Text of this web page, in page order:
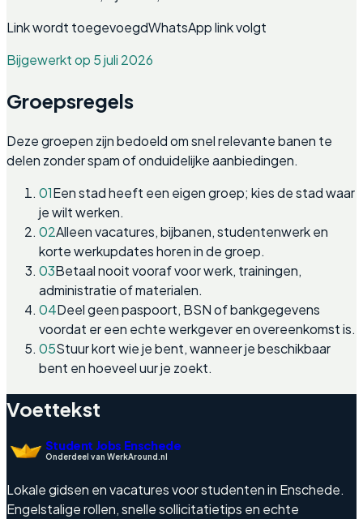
Link wordt toegevoegdWhatsApp link volgt
Bijgewerkt op 5 juli 2026
Groepsregels
Deze groepen zijn bedoeld om snel relevante banen te
delen zonder spam of onduidelijke aanbiedingen.
01Een stad heeft een eigen groep; kies de stad waar
je wilt werken.
02Alleen vacatures, bijbanen, studentenwerk en
korte werkupdates horen in de groep.
03Betaal nooit vooraf voor werk, trainingen,
administratie of materialen.
04Deel geen paspoort, BSN of bankgegevens
voordat er een echte werkgever en overeenkomst is.
05Stuur kort wie je bent, wanneer je beschikbaar
bent en hoeveel uur je zoekt.
Voettekst
Student Jobs Enschede
Onderdeel van WerkAround.nl
Lokale gidsen en vacatures voor studenten in Enschede.
Engelstalige rollen, snelle sollicitatietips en echte